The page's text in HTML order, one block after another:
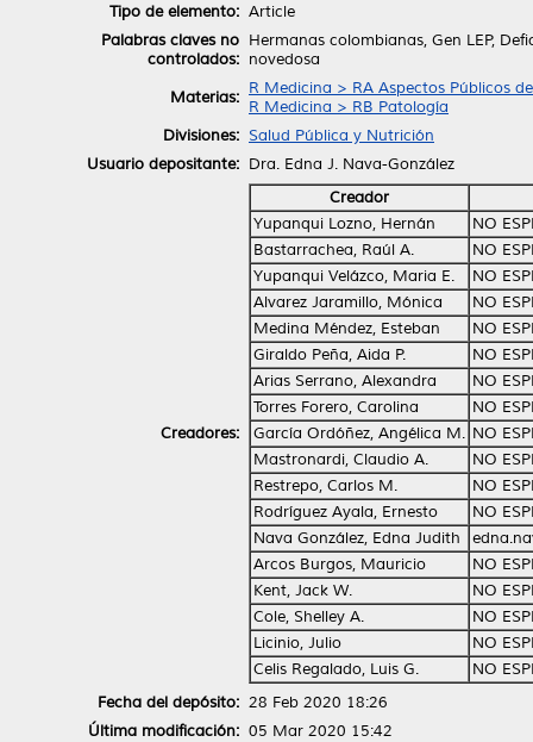
Tipo de elemento: Article
Palabras claves no
controlados:
Hermanas colombianas, Gen LEP,
novedosa
Materias: R Medicina > RA Aspectos Públicos
R Medicina > RB Patología
Divisiones: Salud Pública y Nutrición
Usuario depositante: Dra. Edna J. Nava-González
Creadores:
Creador
Yupanqui Lozno, Hernán
NO
Bastarrachea, Raúl A.
NO
Yupanqui Velázco, Maria E.
NO
Alvarez Jaramillo, Mónica
NO
Medina Méndez, Esteban
NO
Giraldo Peña, Aida P.
NO
Arias Serrano, Alexandra
NO
Torres Forero, Carolina
NO
García Ordóñez, Angélica M. NO
Mastronardi, Claudio A.
NO
Restrepo, Carlos M.
NO
Rodríguez Ayala, Ernesto
NO
Nava González, Edna Judith
Arcos Burgos, Mauricio
NO
Kent, Jack W.
NO
Cole, Shelley A.
NO
Licinio, Julio
NO
Celis Regalado, Luis G.
NO
Fecha del depósito: 28 Feb 2020 18:26
Última modificación: 05 Mar 2020 15:42